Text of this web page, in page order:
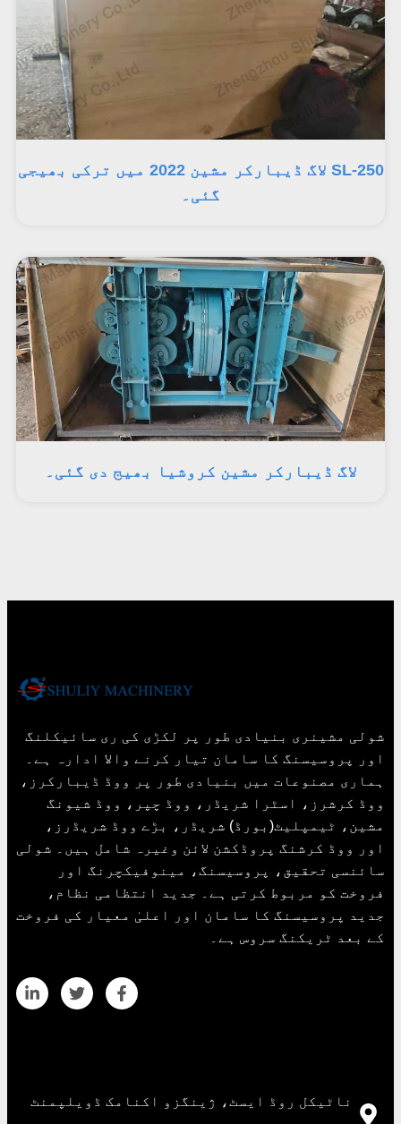
SL-250 لاگ ڈیبارکر مشین 2022 میں ترکی بھیجی
گئی۔
لاگ ڈیبارکر مشین کروشیا بھیج دی گئی۔
شولی مشینری بنیادی طور پر لکڑی کی ری سائیکلنگ
اور پروسیسنگ کا سامان تیار کرنے والا ادارہ ہے۔
ہماری مصنوعات میں بنیادی طور پر ووڈ ڈیبارکرز،
ووڈ کرشرز، اسٹرا شریڈر، ووڈ چپر، ووڈ شیونگ
مشین، ٹیمپلیٹ(بورڈ) شریڈر، بڑے ووڈ شریڈرز،
اور ووڈ کرشنگ پروڈکشن لائن وغیرہ شامل ہیں۔ شولی
سائنسی تحقیق، پروسیسنگ، مینوفیکچرنگ اور
فروخت کو مربوط کرتی ہے۔ جدید انتظامی نظام،
جدید پروسیسنگ کا سامان اور اعلیٰ معیار کی فروخت
کے بعد ٹریکنگ سروس ہے۔
ناٹیکل روڈ ایسٹ، ژینگزو اکنامک ڈویلپمنٹ